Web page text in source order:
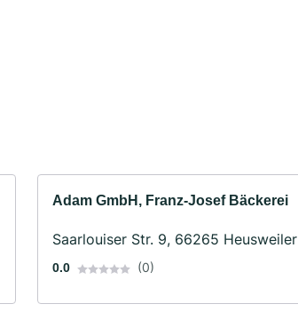
Adam GmbH, Franz-Josef Bäckerei
Saarlouiser Str. 9, 66265 Heusweiler
0.0 (0)